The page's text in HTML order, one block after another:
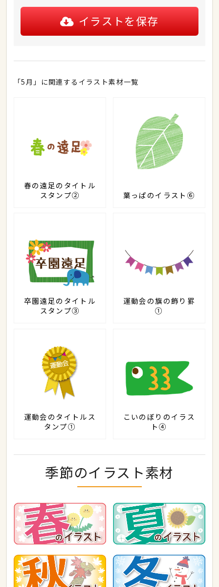
イラストを保存
「5月」に関連するイラスト素材一覧
春の遠足のタイトル
スタンプ②
葉っぱのイラスト⑥
卒園遠足のタイトル
スタンプ③
運動会の旗の飾り罫
①
運動会のタイトルス
タンプ①
こいのぼりのイラス
ト④
季節のイラスト素材